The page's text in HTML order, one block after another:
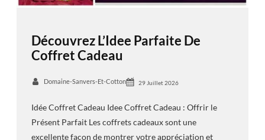
Découvrez L’Idee Parfaite De
Coffret Cadeau
Domaine-Sanvers-Et-Cotton 29 Juillet 2026
Idée Coffret Cadeau Idee Coffret Cadeau : Offrir le
Présent Parfait Les coffrets cadeaux sont une
excellente façon de montrer votre appréciation et